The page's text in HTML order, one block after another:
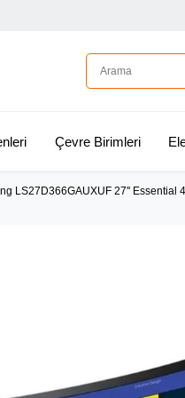
Çevre Birimleri
LS27D366GAUXUF 27'' Essential